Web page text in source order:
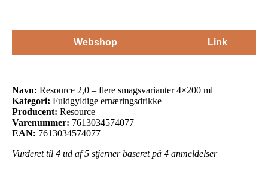
Webshop Link
Navn: Resource 2,0 – flere smagsvarianter 4×200 ml
Kategori: Fuldgyldige ernæringsdrikke
Producent: Resource
Varenummer: 7613034574077
EAN: 7613034574077
Vurderet til 4 ud af 5 stjerner baseret på 4 anmeldelser